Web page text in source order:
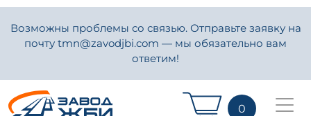
Возможны проблемы со связью. Отправьте заявку на
почту tmn@zavodjbi.com — мы обязательно вам
ответим!
0